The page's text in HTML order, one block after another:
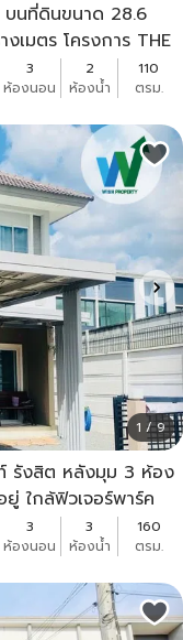
บนที่ดินขนาด 28.6
เมตร โครงการ THE
สวย น่า
3
ห้องนอน
2
ห้องน้ำ
110
ตรม.
1 / 9
รังสิต หลังมุม 3 ห้อง
ใกล้ฟิวเจอร์พาร์ค
3
ห้องนอน
3
ห้องน้ำ
160
ตรม.